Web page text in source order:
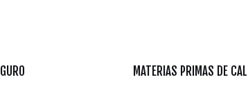
MATERIAS PRIMAS DE